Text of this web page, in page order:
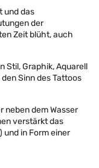
und das
der
Zeit blüht, auch
Stil, Graphik, Aquarell
Sinn des Tattoos
neben dem Wasser
verstärkt das
und in Form einer